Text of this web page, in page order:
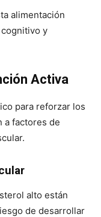
alimentación
y
Activa
para reforzar los
a factores de
alto están
de desarrollar